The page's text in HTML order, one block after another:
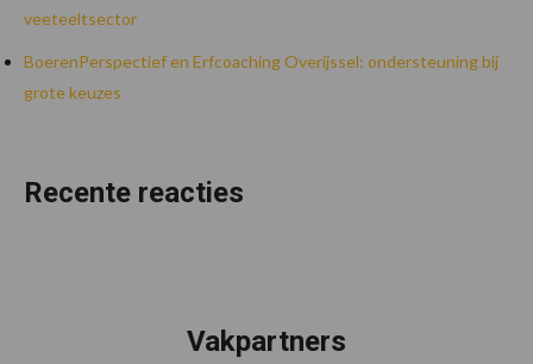
veeteeltsector
BoerenPerspectief en Erfcoaching Overijssel: ondersteuning bij
grote keuzes
Recente reacties
Vakpartners